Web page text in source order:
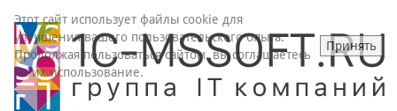
Этот сайт использует файлы cookie для
улучшения вашего пользовательского опыта.
Продолжая пользоваться сайтом, вы соглашаетесь
на их использование.
Принять